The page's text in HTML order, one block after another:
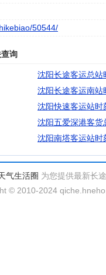
50544/
询
沈阳长途客运总站
沈阳长途客运南站
沈阳快速客运站时
沈阳五爱深港客货
沈阳南塔客运站时
气生活圈 为您提供最新长
© 2010-2024